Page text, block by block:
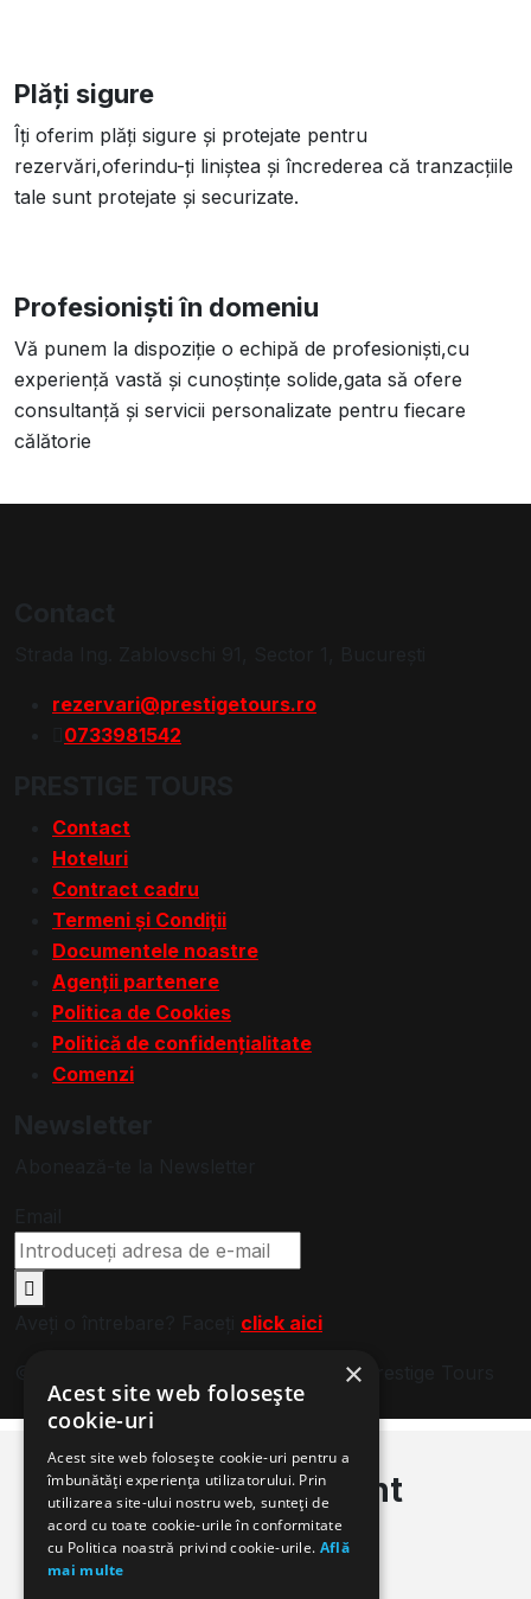
Plăți sigure
Îți oferim plăți sigure și protejate pentru
rezervări,oferindu-ți liniștea și încrederea că tranzacțiile
tale sunt protejate și securizate.
Profesioniști în domeniu
Vă punem la dispoziție o echipă de profesioniști,cu
experiență vastă și cunoștințe solide,gata să ofere
consultanță și servicii personalizate pentru fiecare
călătorie
rezervari@prestigetours.ro
0733981542
Contact
Hoteluri
Contract cadru
Termeni și Condiții
Documentele noastre
Agenții partenere
Politica de Cookies
Politică de confidențialitate
Comenzi
click aici
© 2024. Toate drepturile rezervate de Prestige Tours
Login Register
Sign in to your account
Login
×
Acest site web folosește
cookie-uri
Acest site web folosește cookie-uri pentru a
îmbunătăți experiența utilizatorului. Prin
utilizarea site-ului nostru web, sunteți de
acord cu toate cookie-urile în conformitate
cu Politica noastră privind cookie-urile. Află
mai multe